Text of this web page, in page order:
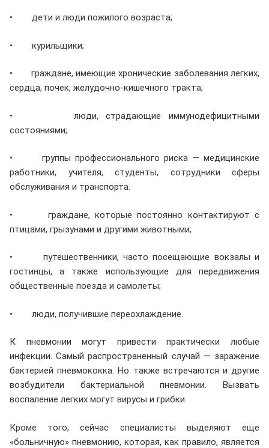
• дети и люди пожилого возраста;
• курильщики;
• граждане, имеющие хронические заболевания легких,
сердца, почек, желудочно-кишечного тракта;
• люди, страдающие иммунодефицитными
состояниями;
• группы профессионального риска — медицинские
работники, учителя, студенты, сотрудники сферы
обслуживания и транспорта.
• граждане, которые постоянно контактируют с
птицами, грызунами и другими животными;
• путешественники, часто посещающие вокзалы и
гостинцы, а также использующие для передвижения
общественные поезда и самолеты;
• люди, получившие переохлаждение.
К пневмонии могут привести практически любые
инфекции. Самый распространенный случай — заражение
бактерией пневмококка. Но также встречаются и другие
возбудители бактериальной пневмонии. Вызвать
воспаление легких могут вирусы и грибки.
Кроме того, сейчас специалисты выделяют еще
«больничную» пневмонию, которая, как правило, является